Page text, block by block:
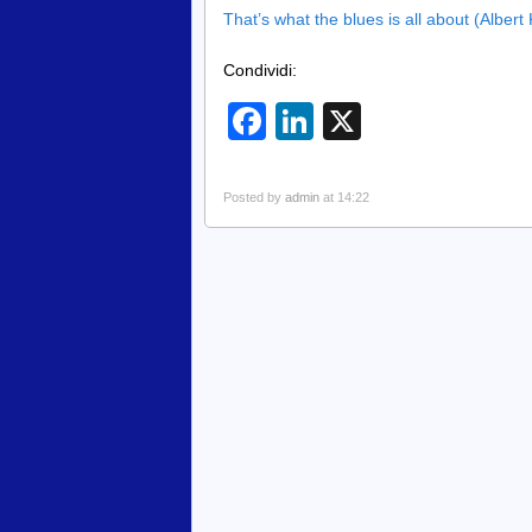
That’s what the blues is all about (Albert
Condividi:
Facebook
LinkedIn
Posted by admin at 14:22